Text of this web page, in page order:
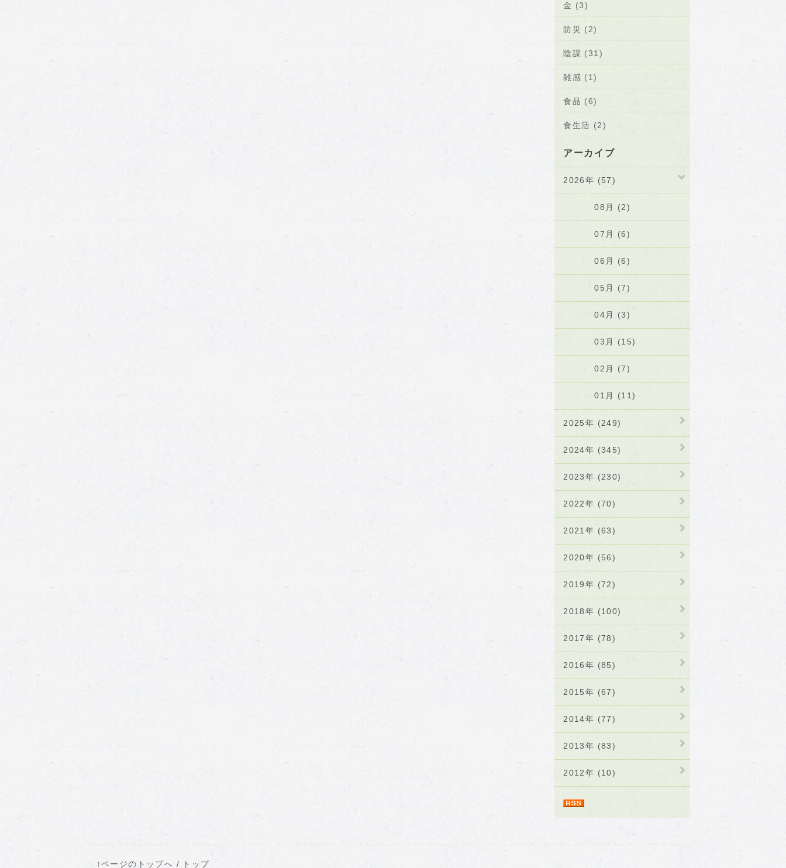
金 (3)
防災 (2)
陰謀 (31)
雑感 (1)
食品 (6)
食生活 (2)
アーカイブ
2026年 (57)
08月 (2)
07月 (6)
06月 (6)
05月 (7)
04月 (3)
03月 (15)
02月 (7)
01月 (11)
2025年 (249)
2024年 (345)
2023年 (230)
2022年 (70)
2021年 (63)
2020年 (56)
2019年 (72)
2018年 (100)
2017年 (78)
2016年 (85)
2015年 (67)
2014年 (77)
2013年 (83)
2012年 (10)
↑ページのトップへ / トップ